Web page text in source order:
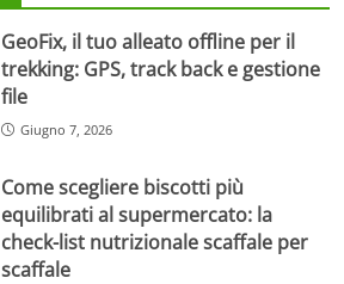
GeoFix, il tuo alleato offline per il
trekking: GPS, track back e gestione
file
Giugno 7, 2026
Come scegliere biscotti più
equilibrati al supermercato: la
check-list nutrizionale scaffale per
scaffale